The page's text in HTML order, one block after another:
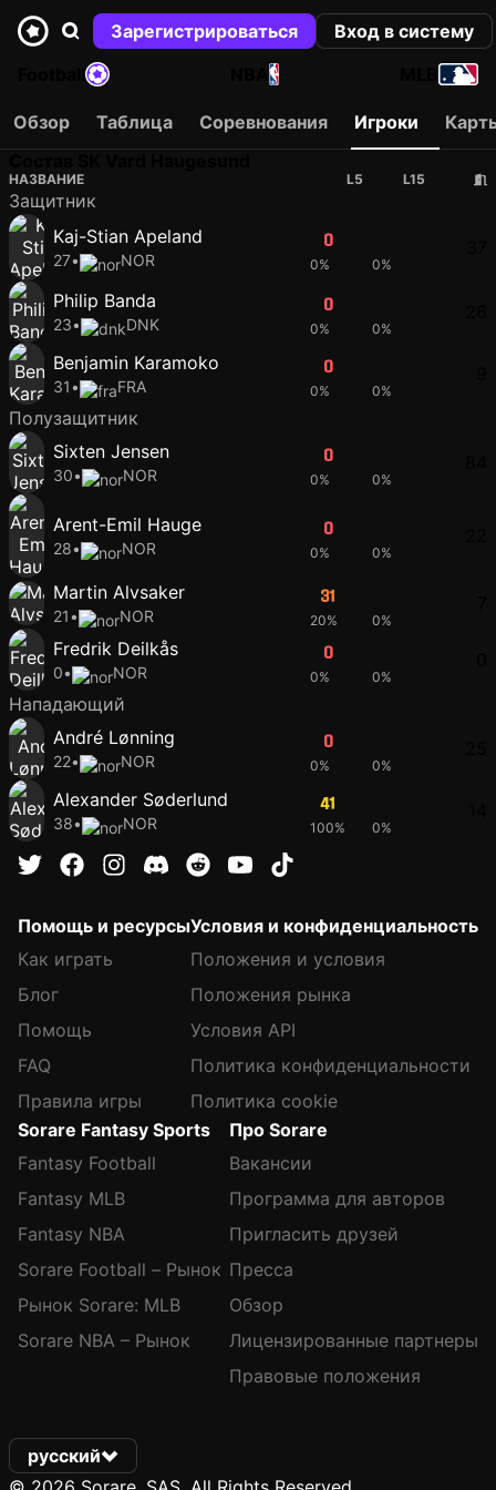
Зарегистрироваться
Вход в систему
NBA
Обзор Таблица Соревнования Игроки
НАЗВАНИЕ L5 L15
Защитник
Kaj-Stian Apeland
27• NOR
0
0% 0%
Philip Banda
23• DNK
0
0% 0%
Benjamin Karamoko
31• FRA
0
0% 0%
Полузащитник
Sixten Jensen
30• NOR
0
0% 0%
Arent-Emil Hauge
28• NOR
0
0% 0%
Martin Alvsaker
21• NOR
31
20% 0%
Fredrik Deilkås
0• NOR
0
0% 0%
Нападающий
André Lønning
22• NOR
0
0% 0%
Alexander Søderlund
38• NOR
41
100% 0%
Помощь и ресурсы
Как играть
Блог
Помощь
FAQ
Правила игры
Условия и конфиденциальность
Положения и условия
Положения рынка
Условия API
Политика конфиденциальности
Политика cookie
Sorare Fantasy Sports
Fantasy Football
Fantasy MLB
Fantasy NBA
Sorare Football – Рынок
Рынок Sorare: MLB
Sorare NBA – Рынок
Про Sorare
Вакансии
Программа для авторов
Пригласить друзей
Пресса
Обзор
Лицензированные партнеры
Правовые положения
русский